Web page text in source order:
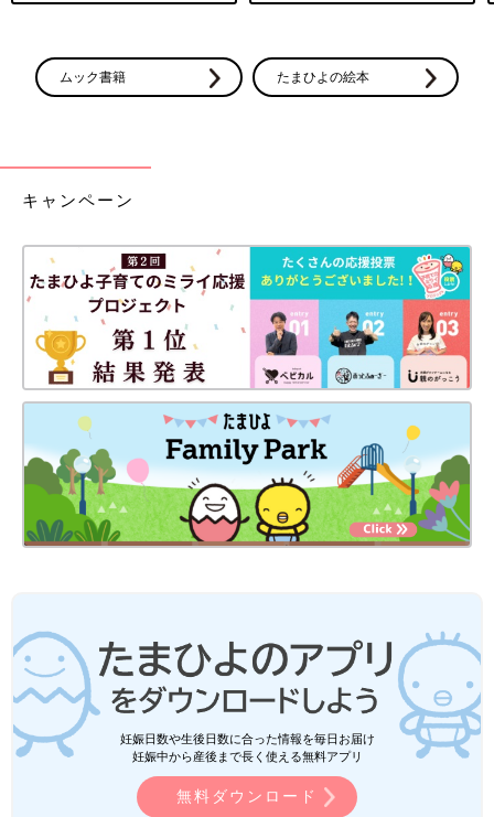
ムック書籍 たまひよの絵本
キャンペーン
妊娠日数や生後日数に合った情報を毎日お届け
妊娠中から産後まで長く使える無料アプリ
無料ダウンロード